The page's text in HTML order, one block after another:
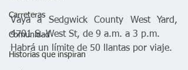
Carreteras
Comunidad
Historias que inspiran
Vaya a Sedgwick County West Yard,
4701 S. West St, de 9 a.m. a 3 p.m.
Habrá un límite de 50 llantas por viaje.